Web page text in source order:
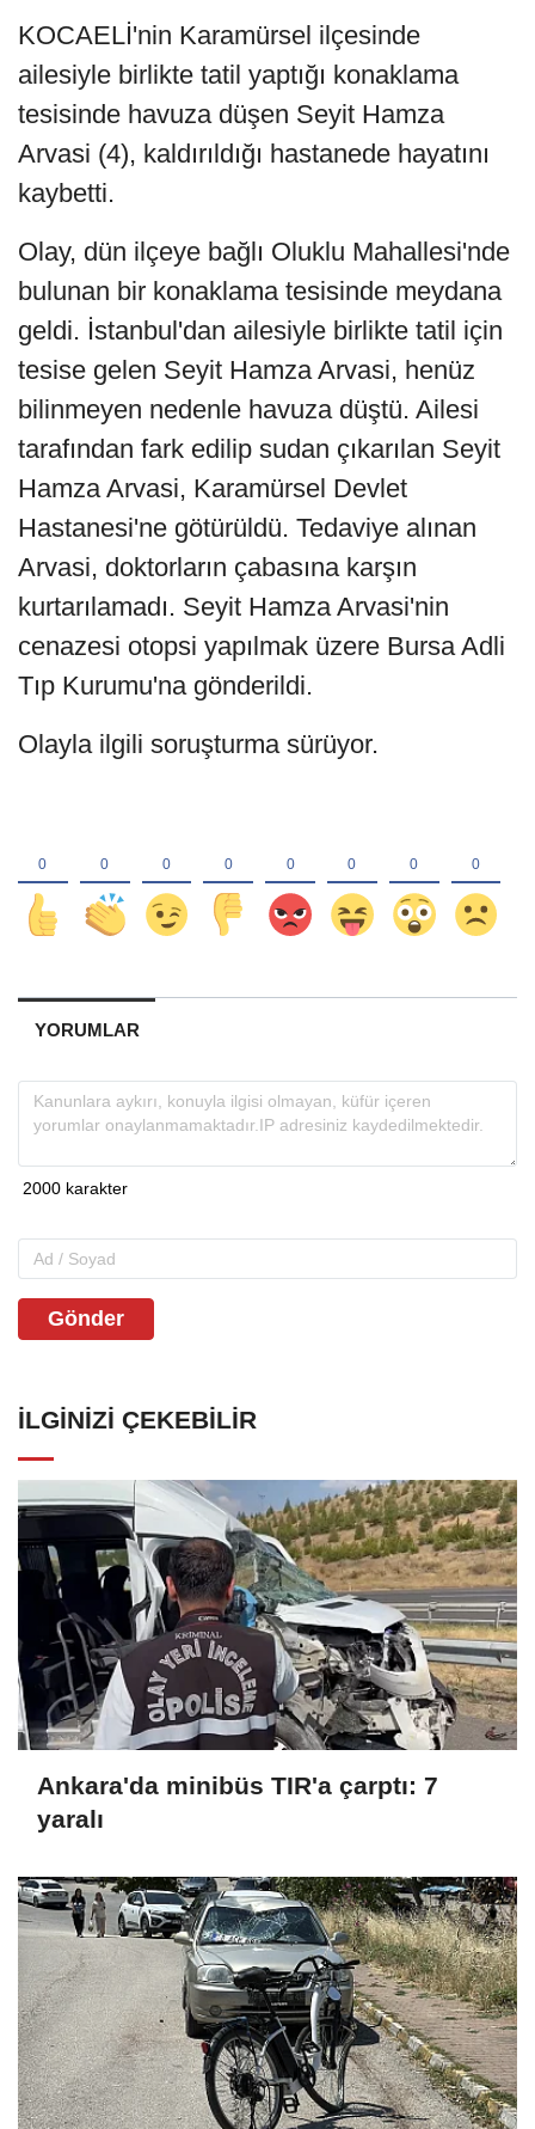
KOCAELİ'nin Karamürsel ilçesinde
ailesiyle birlikte tatil yaptığı konaklama
tesisinde havuza düşen Seyit Hamza
Arvasi (4), kaldırıldığı hastanede hayatını
kaybetti.
Olay, dün ilçeye bağlı Oluklu Mahallesi'nde
bulunan bir konaklama tesisinde meydana
geldi. İstanbul'dan ailesiyle birlikte tatil için
tesise gelen Seyit Hamza Arvasi, henüz
bilinmeyen nedenle havuza düştü. Ailesi
tarafından fark edilip sudan çıkarılan Seyit
Hamza Arvasi, Karamürsel Devlet
Hastanesi'ne götürüldü. Tedaviye alınan
Arvasi, doktorların çabasına karşın
kurtarılamadı. Seyit Hamza Arvasi'nin
cenazesi otopsi yapılmak üzere Bursa Adli
Tıp Kurumu'na gönderildi.
Olayla ilgili soruşturma sürüyor.
YORUMLAR
Gönder
İLGINIZI ÇEKEBILIR
Ankara'da minibüs TIR'a çarptı: 7
yaralı